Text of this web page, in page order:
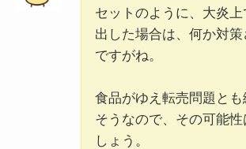
セットのように、大炎
出した場合は、何か対策
ですがね。
食品がゆえ転売問題とも
そうなので、その可能
しょう。